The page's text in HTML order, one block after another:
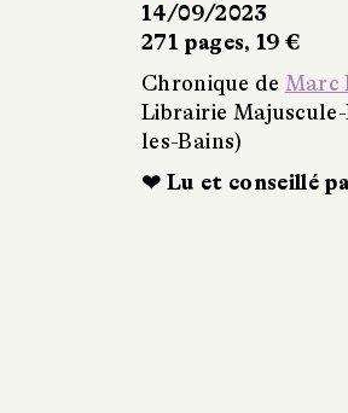
14/09/2023
271 pages, 19 €
Chronique de Marc
Librairie
les-Bains)
❤ Lu et conseillé